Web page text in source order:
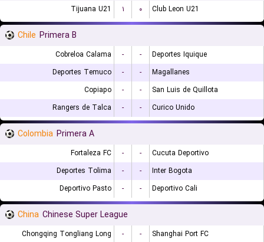
Tijuana U21 ۱ ۰ Club Leon U21
Chile Primera B
Cobreloa Calama - -
Deportes Iquique
Deportes Temuco
- -
Magallanes
Copiapo
- -
San Luis de Quillota
Rangers de Talca
- - Curico Unido
Colombia Primera A
Fortaleza FC - -
Cucuta Deportivo
Deportes Tolima
- -
Inter Bogota
Deportivo Pasto
- - Deportivo Cali
China Chinese Super League
Chongqing Tongliang Long - -
Shanghai Port FC